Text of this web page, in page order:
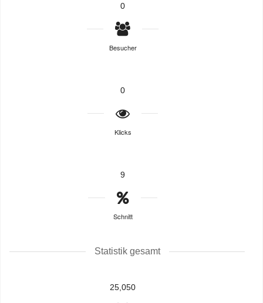
0
Besucher
0
Klicks
9
Schnitt
Statistik gesamt
25,050